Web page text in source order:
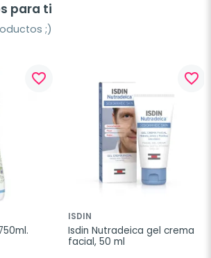
para ti
;)
favorite_border favorite_border
ISDIN
Isdin Nutradeica gel crema
facial, 50 ml